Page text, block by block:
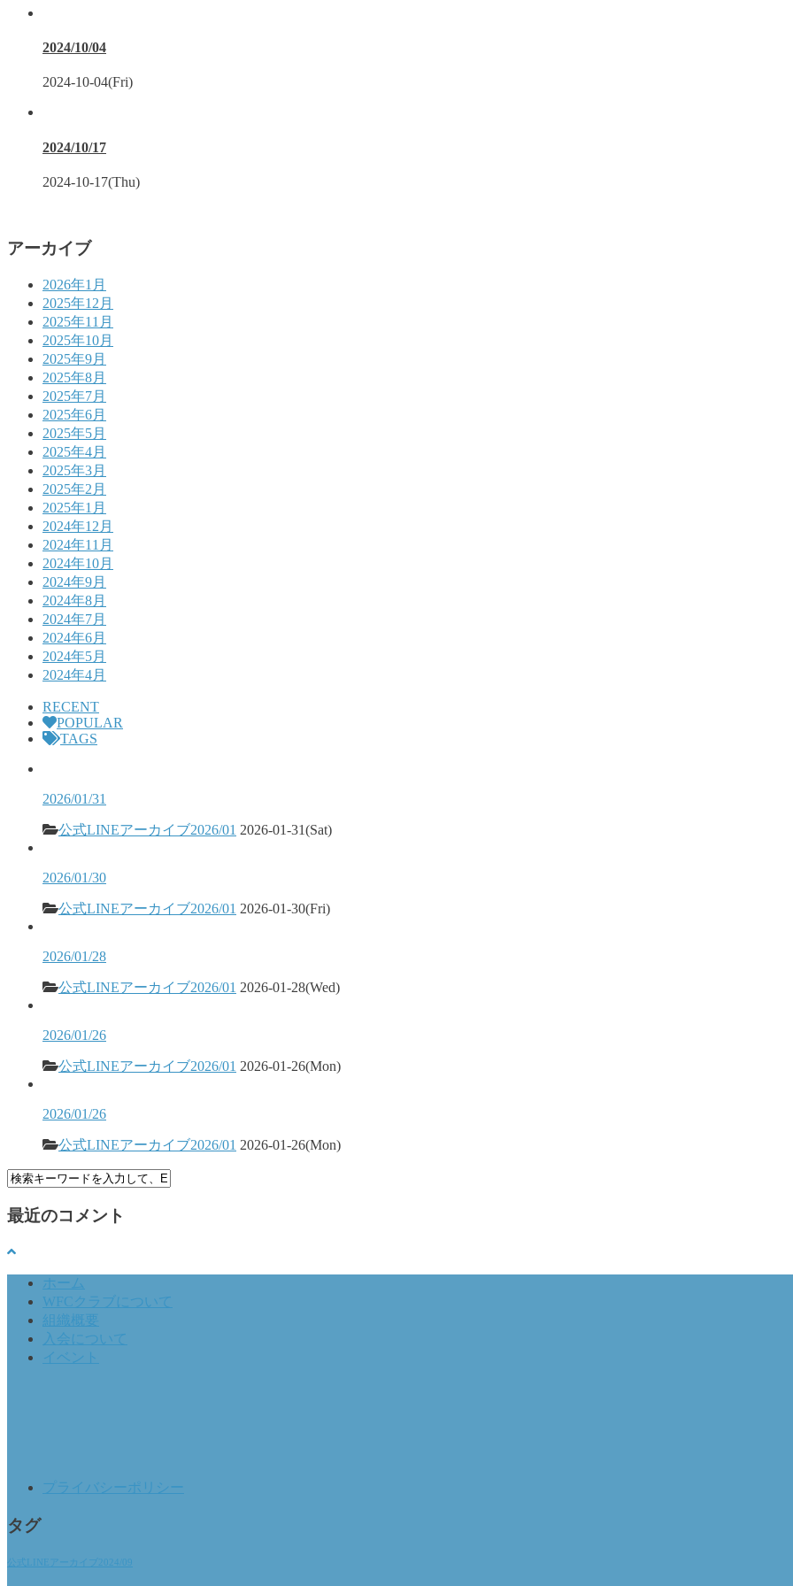
2024/10/04
2024-10-04(Fri)
2024/10/17
2024-10-17(Thu)
アーカイブ
2026年1月
2025年12月
2025年11月
2025年10月
2025年9月
2025年8月
2025年7月
2025年6月
2025年5月
2025年4月
2025年3月
2025年2月
2025年1月
2024年12月
2024年11月
2024年10月
2024年9月
2024年8月
2024年7月
2024年6月
2024年5月
2024年4月
RECENT
POPULAR
TAGS
2026/01/31
公式LINEアーカイブ2026/01 2026-01-31(Sat)
2026/01/30
公式LINEアーカイブ2026/01 2026-01-30(Fri)
2026/01/28
公式LINEアーカイブ2026/01 2026-01-28(Wed)
2026/01/26
公式LINEアーカイブ2026/01 2026-01-26(Mon)
2026/01/26
公式LINEアーカイブ2026/01 2026-01-26(Mon)
最近のコメント
ホーム
WFCクラブについて
組織概要
入会について
イベント
プライバシーポリシー
タグ
公式LINEアーカイブ2024/09